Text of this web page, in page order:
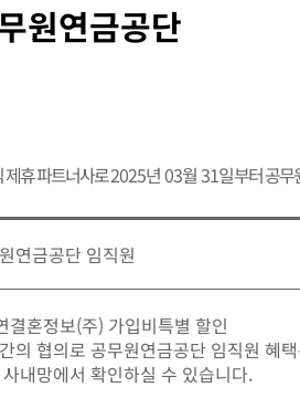
원연금공단
제휴 파트너사로2025년 03월 31일부터 공
연금공단 임직원
결혼정보(주) 가입비특별 할인
의 협의로 공무원연금공단 임직원 혜
내망에서 확인하실 수 있습니다.